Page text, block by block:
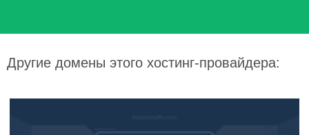
Другие домены этого хостинг-провайдера: